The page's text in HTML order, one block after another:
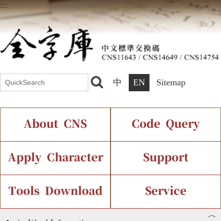
:::
中 EN Sitemap
About CNS
Introduction Current Status
Chinese Code Status
Code Query
IDS Query
Components Query
Apply Character
Application Process
Support
Font Instant Display
Tools Download Service
︿